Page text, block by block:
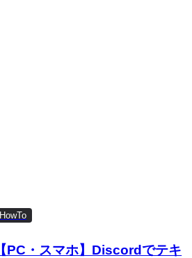
HowTo
【PC・スマホ】Discordでテキ